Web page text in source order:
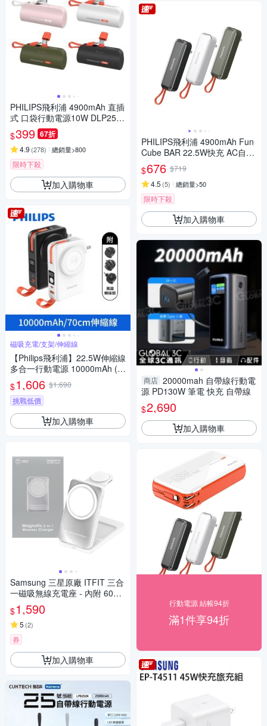
PHILIPS飛利浦 4900mAh 直插
式 口袋行動電源10W DLP2550
17.88Wh_具Wh標示
$399 67折
4.9 (278) 總銷量>800
限時下殺
加入購物車
磁吸充電/支架/伸縮線
【Philips飛利浦】22.5W伸縮線
多合一行動電源 10000mAh (D
LP4352C)
$1,606 $1,690
挑戰低價
加入購物車
Samsung 三星原廠 ITFIT 三合
一磁吸無線充電座 - 內附 60W
USB-C 快充線 (ITPW32)
$1,590
5 (2)
券
加入購物車
PHILIPS飛利浦 4900mAh Fun
Cube BAR 22.5W快充 AC自帶
線 Type-C線行動電源 DLP520
1C 17.88Wh_具Wh標示
$676 $719
4.5 (5) 總銷量>50
限時下殺
加入購物車
商店 20000mah 自帶線行動電
源 PD130W 筆電 快充 自帶線
$2,690
加入購物車
行動電源 結帳94折
滿1件享94折